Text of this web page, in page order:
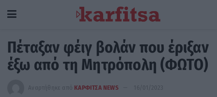
Πέταξαν φέιγ βολάν που έριξαν
έξω από τη Μητρόπολη (ΦΩΤΟ)
Αναρτήθηκε από ΚΑΡΦΙΤΣΑ NEWS
16/01/2023